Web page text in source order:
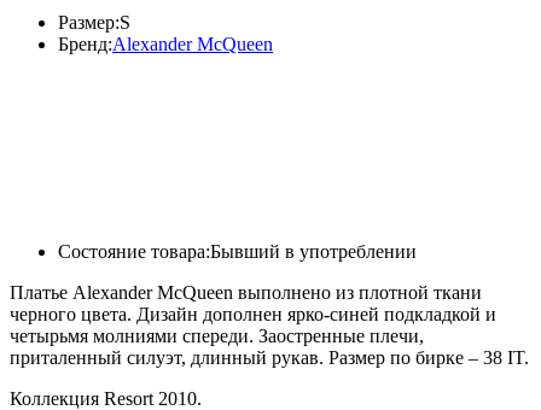
Состояние товара:Бывший в употреблении
Бренд:Alexander McQueen
Размер:S
Платье Alexander McQueen выполнено из плотной ткани
черного цвета. Дизайн дополнен ярко-синей подкладкой и
четырьмя молниями спереди. Заостренные плечи,
приталенный силуэт, длинный рукав. Размер по бирке – 38 IT.
Коллекция Resort 2010.